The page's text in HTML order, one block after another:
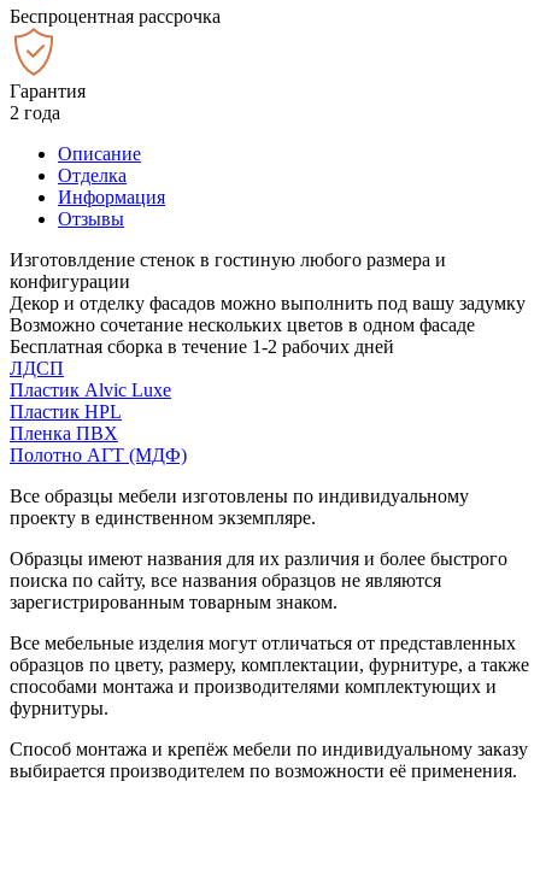
Беспроцентная рассрочка
Гарантия
2 года
Описание
Отделка
Информация
Отзывы
Изготовлдение стенок в гостиную любого размера и
конфигурации
Декор и отделку фасадов можно выполнить под вашу задумку
Возможно сочетание нескольких цветов в одном фасаде
Бесплатная сборка в течение 1-2 рабочих дней
ЛДСП
Пластик Alvic Luxe
Пластик HPL
Пленка ПВХ
Полотно АГТ (МДФ)
Все образцы мебели изготовлены по индивидуальному
проекту в единственном экземпляре.
Образцы имеют названия для их различия и более быстрого
поиска по сайту, все названия образцов не являются
зарегистрированным товарным знаком.
Все мебельные изделия могут отличаться от представленных
образцов по цвету, размеру, комплектации, фурнитуре, а также
способами монтажа и производителями комплектующих и
фурнитуры.
Способ монтажа и крепёж мебели по индивидуальному заказу
выбирается производителем по возможности её применения.